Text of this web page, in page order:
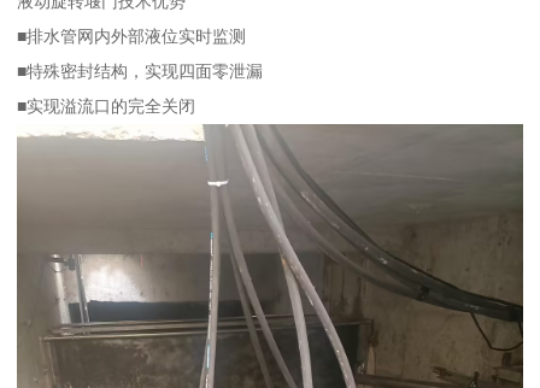
■排水管网内外部液位实时监测
■特殊密封结构，实现四面零泄漏
■实现溢流口的完全关闭